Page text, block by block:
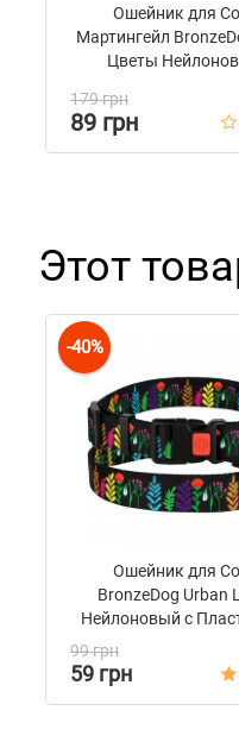
Ошейник для
Мартингейл
Цветы
179 грн
89 грн
Этот
-40%
Ошейник для
BronzeDog Urban
Нейлоновый c
99 грн
59 грн